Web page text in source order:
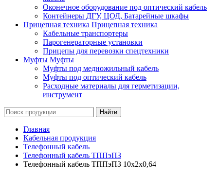
Оконечное оборудование под оптический кабель
Контейнеры ДГУ, ЦОД, Батарейные шкафы
Прицепная техника Прицепная техника
Кабельные транспортеры
Парогенераторные установки
Прицепы для перевозки спецтехники
Муфты Муфты
Муфты под медножильный кабель
Муфты под оптический кабель
Расходные материалы для герметизации,
инструмент
Главная
Кабельная продукция
Телефонный кабель
Телефонный кабель ТППэПЗ
Телефонный кабель ТППэПЗ 10х2х0,64